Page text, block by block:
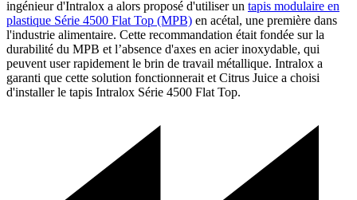
ingénieur d'Intralox a alors proposé d'utiliser un tapis modulaire en
plastique Série 4500 Flat Top (MPB) en acétal, une première dans
l'industrie alimentaire. Cette recommandation était fondée sur la
durabilité du MPB et l’absence d'axes en acier inoxydable, qui
peuvent user rapidement le brin de travail métallique. Intralox a
garanti que cette solution fonctionnerait et Citrus Juice a choisi
d'installer le tapis Intralox Série 4500 Flat Top.